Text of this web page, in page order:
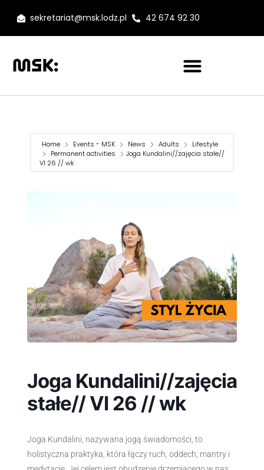
sekretariat@msk.lodz.pl 42 674 92 30
Home Events - MSK News Adults
Lifestyle
Permanent activities
Joga Kundalini//zajęcia stałe//
VI 26 // wk
Joga Kundalini//zajęcia
stałe// VI 26 // wk
Joga Kundalini, nazywana jogą świadomości, to
holistyczna praktyka, która łączy ruch, oddech, mantry i